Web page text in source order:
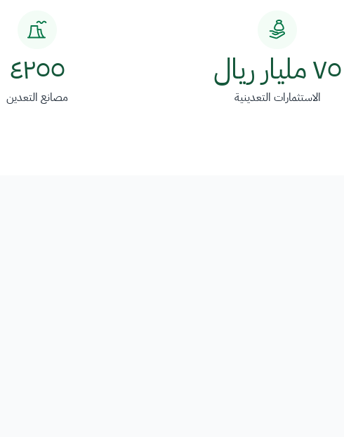
Image
٧٥ مليار ريال
الاستثمارات التعدينية
Image
٤٢٥٥
مصانع التعدين